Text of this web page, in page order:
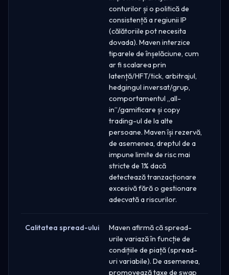
conturilor și o politică de
consistență a regiunii IP
(călătoriile pot necesita
dovada). Maven interzice
tiparele de înșelăciune, cum
ar fi scalarea prin
latență/HFT/tick, arbitrajul,
hedgingul inversat/grup,
comportamentul „all-
in”/gamificare și copy
trading-ul de la alte
persoane. Maven își rezervă,
de asemenea, dreptul de a
impune limite de risc mai
stricte de 1% dacă
detectează tranzacționare
excesivă fără o gestionare
adecvată a riscurilor.
Calitatea spread-ului
Maven afirmă că spread-
urile variază în funcție de
condițiile de piață (spread-
uri variabile). De asemenea,
promovează taxe de swap